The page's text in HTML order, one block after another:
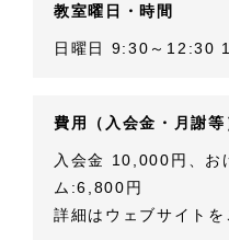
教室曜日・時間
日曜日 9:30～12:30
費用（入会金・月謝等
入会金 10,000円、お
ム:6,800円
詳細はウェブサイトを